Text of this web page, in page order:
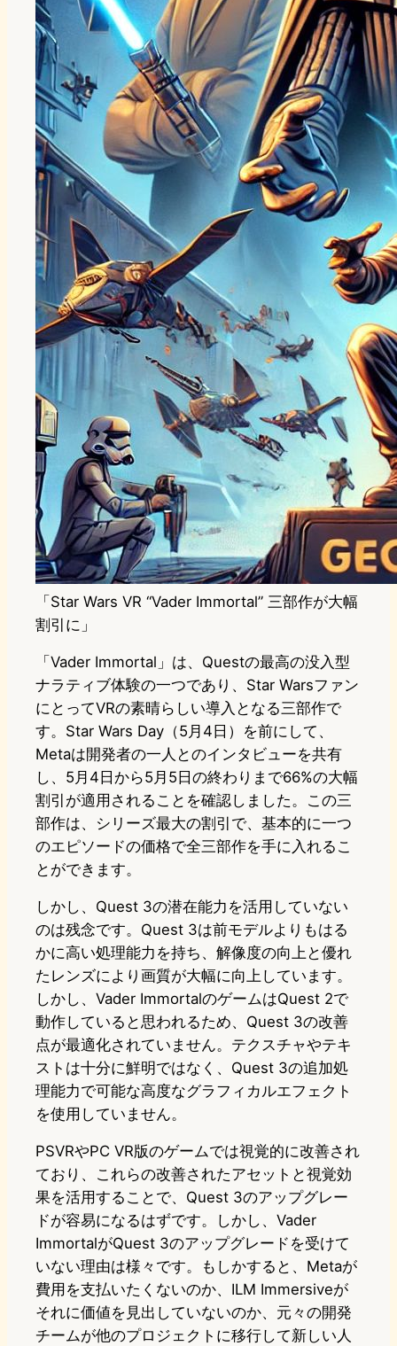
「Star Wars VR “Vader Immortal” 三部作が大幅
割引に」
「Vader Immortal」は、Questの最高の没入型
ナラティブ体験の一つであり、Star Warsファン
にとってVRの素晴らしい導入となる三部作で
す。Star Wars Day（5月4日）を前にして、
Metaは開発者の一人とのインタビューを共有
し、5月4日から5月5日の終わりまで66%の大幅
割引が適用されることを確認しました。この三
部作は、シリーズ最大の割引で、基本的に一つ
のエピソードの価格で全三部作を手に入れるこ
とができます。
しかし、Quest 3の潜在能力を活用していない
のは残念です。Quest 3は前モデルよりもはる
かに高い処理能力を持ち、解像度の向上と優れ
たレンズにより画質が大幅に向上しています。
しかし、Vader ImmortalのゲームはQuest 2で
動作していると思われるため、Quest 3の改善
点が最適化されていません。テクスチャやテキ
ストは十分に鮮明ではなく、Quest 3の追加処
理能力で可能な高度なグラフィカルエフェクト
を使用していません。
PSVRやPC VR版のゲームでは視覚的に改善され
ており、これらの改善されたアセットと視覚効
果を活用することで、Quest 3のアップグレー
ドが容易になるはずです。しかし、Vader
ImmortalがQuest 3のアップグレードを受けて
いない理由は様々です。もしかすると、Metaが
費用を支払いたくないのか、ILM Immersiveが
それに価値を見出していないのか、元々の開発
チームが他のプロジェクトに移行して新しい人